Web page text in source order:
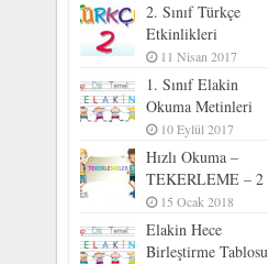
2. Sınıf Türkçe
Etkinlikleri
11 Nisan 2017
1. Sınıf Elakin
Okuma Metinleri
10 Eylül 2017
Hızlı Okuma –
TEKERLEME – 2
15 Ocak 2018
Elakin Hece
Birleştirme Tablosu